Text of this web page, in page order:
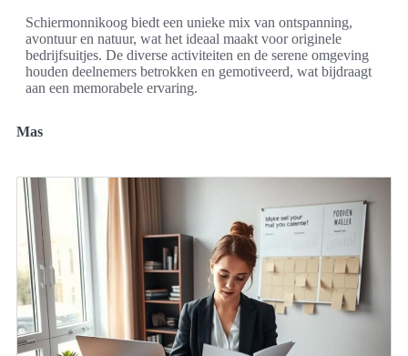
Schiermonnikoog biedt een unieke mix van ontspanning,
avontuur en natuur, wat het ideaal maakt voor originele
bedrijfsuitjes. De diverse activiteiten en de serene omgeving
houden deelnemers betrokken en gemotiveerd, wat bijdraagt
aan een memorabele ervaring.
Mas